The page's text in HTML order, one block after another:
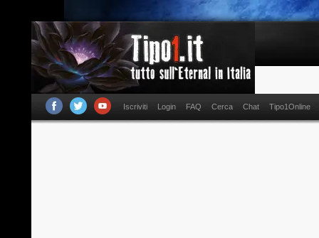
Iscriviti Login FAQ Cerca Chat Tipo1Online